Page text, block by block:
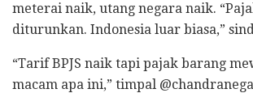
meterai naik, utang negara naik.
diturunkan. Indonesia luar biasa,”
“Tarif BPJS naik tapi pajak barang
macam apa ini,” timpal